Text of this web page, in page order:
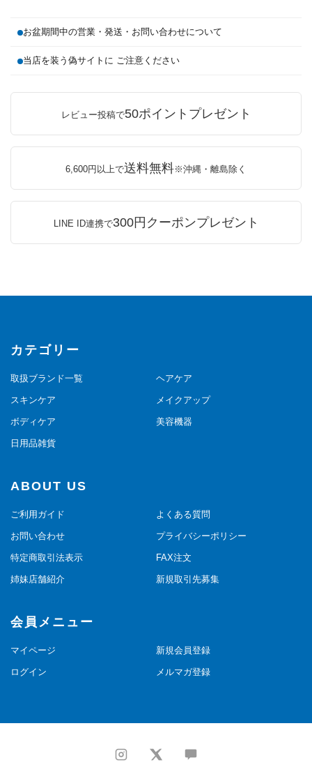
お盆期間中の営業・発送・お問い合わせについて
当店を装う偽サイトに ご注意ください
レビュー投稿で50ポイントプレゼント
6,600円以上で送料無料※沖縄・離島除く
LINE ID連携で300円クーポンプレゼント
カテゴリー
取扱ブランド一覧 ヘアケア
スキンケア メイクアップ
ボディケア 美容機器
日用品雑貨
ABOUT US
ご利用ガイド よくある質問
お問い合わせ プライバシーポリシー
特定商取引法表示 FAX注文
姉妹店舗紹介 新規取引先募集
会員メニュー
マイページ 新規会員登録
ログイン メルマガ登録